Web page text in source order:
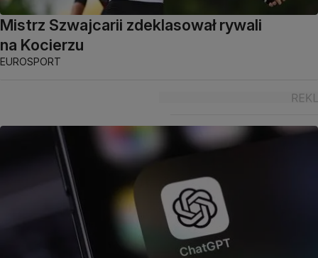
Mistrz Szwajcarii zdeklasował rywali
na Kocierzu
EUROSPORT